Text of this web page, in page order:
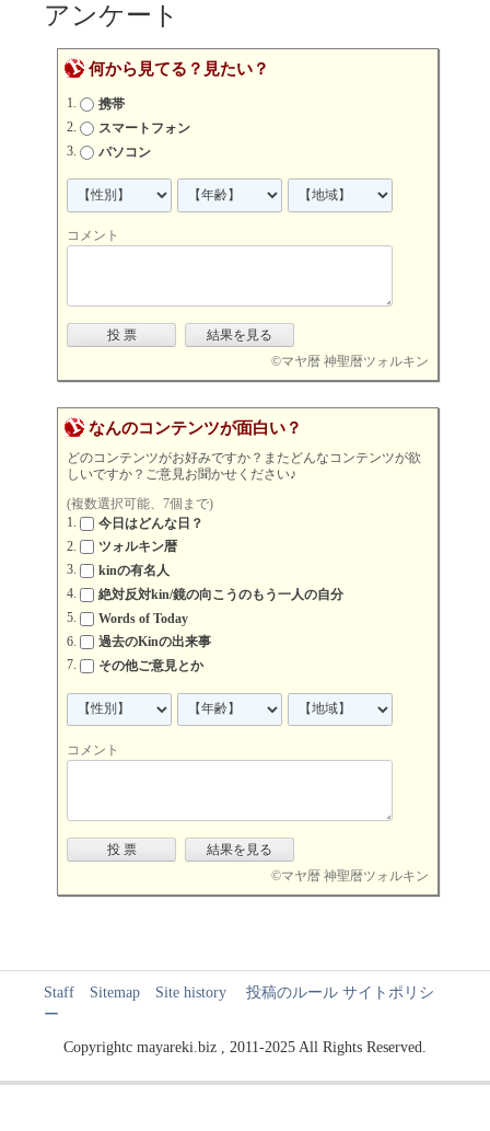
アンケート
何から見てる？見たい？
携帯
スマートフォン
パソコン
コメント
©マヤ暦 神聖暦ツォルキン
なんのコンテンツが面白い？
どのコンテンツがお好みですか？またどんなコンテンツが欲
しいですか？ご意見お聞かせください♪
(複数選択可能、7個まで)
今日はどんな日？
ツォルキン暦
kinの有名人
絶対反対kin/鏡の向こうのもう一人の自分
Words of Today
過去のKinの出来事
その他ご意見とか
コメント
©マヤ暦 神聖暦ツォルキン
Staff Sitemap Site history 投稿のルール サイトポリシ
ー
Copyrightc mayareki.biz , 2011-2025 All Rights Reserved.